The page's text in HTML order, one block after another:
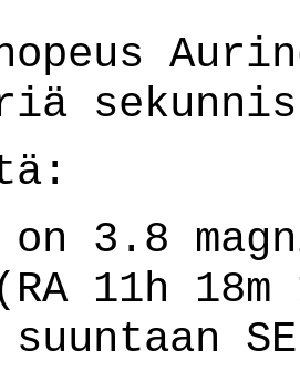
3.8
11h